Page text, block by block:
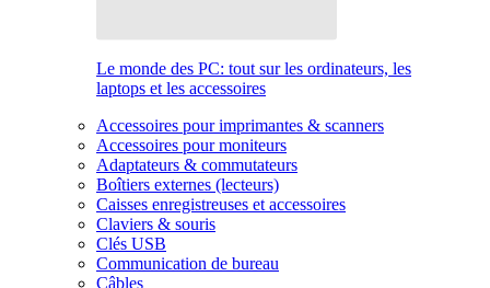
Le monde des PC: tout sur les ordinateurs, les
laptops et les accessoires
Accessoires pour imprimantes & scanners
Accessoires pour moniteurs
Adaptateurs & commutateurs
Boîtiers externes (lecteurs)
Caisses enregistreuses et accessoires
Claviers & souris
Clés USB
Communication de bureau
Câbles